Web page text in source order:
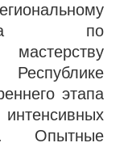
по
этапа
Опытные